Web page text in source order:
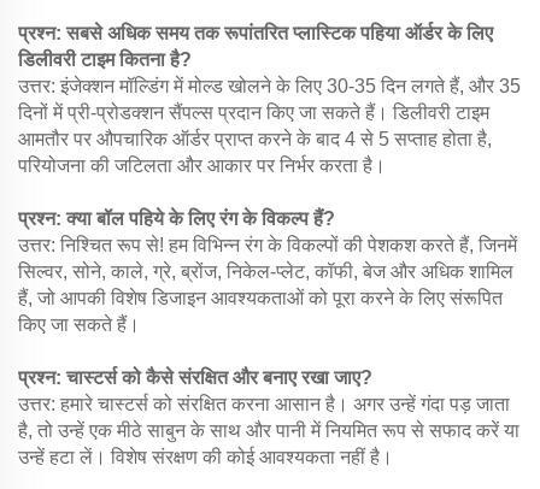
प्रश्न: सबसे अधिक समय तक रूपांतरित प्लास्टिक पहिया ऑर्डर के लिए
डिलीवरी टाइम कितना है?
उत्तर: इंजेक्शन मॉल्डिंग में मोल्ड खोलने के लिए 30-35 दिन लगते हैं, और 35
दिनों में प्री-प्रोडक्शन सैंपल्स प्रदान किए जा सकते हैं। डिलीवरी टाइम
आमतौर पर औपचारिक ऑर्डर प्राप्त करने के बाद 4 से 5 सप्ताह होता है,
परियोजना की जटिलता और आकार पर निर्भर करता है।
प्रश्न: क्या बॉल पहिये के लिए रंग के विकल्प हैं?
उत्तर: निश्चित रूप से! हम विभिन्न रंग के विकल्पों की पेशकश करते हैं, जिनमें
सिल्वर, सोने, काले, ग्रे, ब्रोंज, निकेल-प्लेट, कॉफी, बेज और अधिक शामिल
हैं, जो आपकी विशेष डिजाइन आवश्यकताओं को पूरा करने के लिए संरूपित
किए जा सकते हैं।
प्रश्न: चास्टर्स को कैसे संरक्षित और बनाए रखा जाए?
उत्तर: हमारे चास्टर्स को संरक्षित करना आसान है। अगर उन्हें गंदा पड़ जाता
है, तो उन्हें एक मीठे साबुन के साथ और पानी में नियमित रूप से सफाद करें या
उन्हें हटा लें। विशेष संरक्षण की कोई आवश्यकता नहीं है।